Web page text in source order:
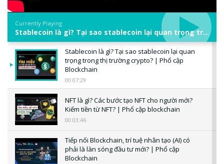
Currently Playing
Stablecoin là gì? Tại sao stablecoin lại quan trọng trong thị trường crypto? | Phổ cập Blockchain
Stablecoin là gì? Tại sao stablecoin lại quan
trọng trong thị trường crypto? | Phổ cập
Blockchain
00:07:29
NFT là gì? Các bước tạo NFT cho người mới?
Kiếm tiền từ NFT? | Phổ cập blockchain
00:03:46
Tiếp nối Blockchain, trí tuệ nhân tạo (AI) có
phải là làn sóng đầu tư mới? | Phổ cập
Blockchain